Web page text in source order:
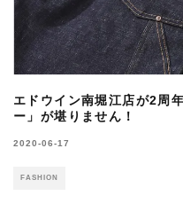
エドウイン南堀江店が2周
ー」が堪りません！
2020-06-17
FASHION